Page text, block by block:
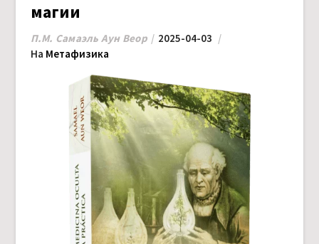
магии
П.М. Самаэль Аун Веор
2025-04-03
На Метафизика